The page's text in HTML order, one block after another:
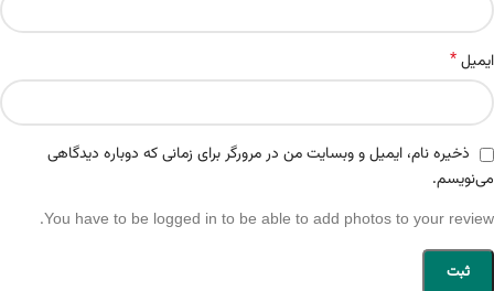
ایمیل*
ذخیره نام، ایمیل و وبسایت من در مرورگر برای زمانی که دوباره دیدگاهی
می‌نویسم.
You have to be logged in to be able to add photos to your review.